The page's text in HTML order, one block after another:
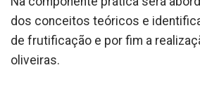
dos conceitos teóricos e
de frutificação e por fim a
oliveiras.